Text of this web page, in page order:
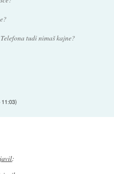
tudi nimaš kajne?
11:03)
: